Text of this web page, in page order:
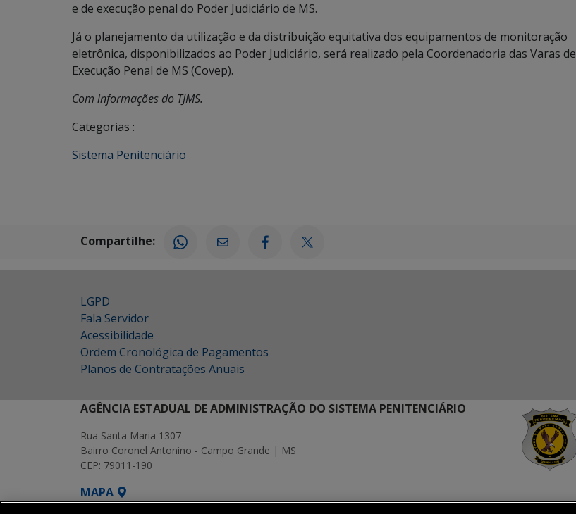
e de execução penal do Poder Judiciário de MS.
Já o planejamento da utilização e da distribuição equitativa dos equipamentos de monitoração
eletrônica, disponibilizados ao Poder Judiciário, será realizado pela Coordenadoria das Varas de
Execução Penal de MS (Covep).
Com informações do TJMS.
Categorias :
Sistema Penitenciário
Compartilhe:
LGPD
Fala Servidor
Acessibilidade
Ordem Cronológica de Pagamentos
Planos de Contratações Anuais
AGÊNCIA ESTADUAL DE ADMINISTRAÇÃO DO SISTEMA PENITENCIÁRIO
Rua Santa Maria 1307
Bairro Coronel Antonino - Campo Grande | MS
CEP: 79011-190
MAPA